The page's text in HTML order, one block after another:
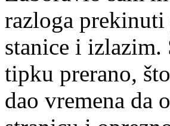
razloga prekinuti
stanice i izlazim.
tipku prerano,
dao vremena da